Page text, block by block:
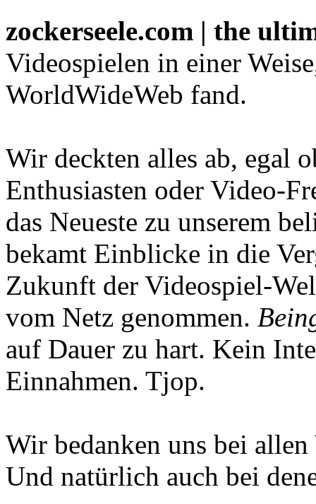
zockerseele.com | the
Videospielen in einer
WorldWideWeb fand.
Wir deckten alles ab, egal
Enthusiasten oder Video-
das Neueste zu unserem
bekamt Einblicke in die
Zukunft der Videospiel-
vom Netz genommen.
auf Dauer zu hart. Kein
Einnahmen. Tjop.
Wir bedanken uns bei
Und natürlich auch bei